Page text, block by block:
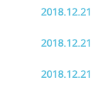
2018.12.21
2018.12.21
2018.12.21